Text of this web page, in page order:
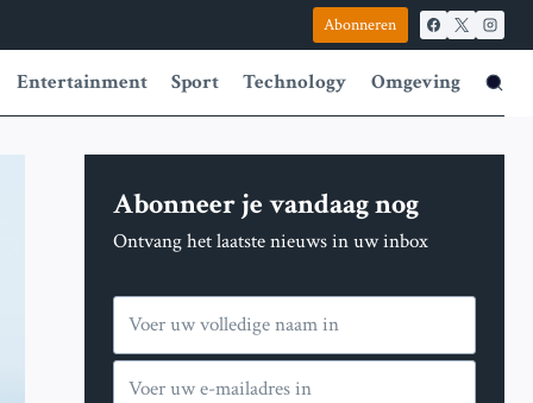
Abonneren
Entertainment Sport Technology Omgeving
Abonneer je vandaag nog
Ontvang het laatste nieuws in uw inbox